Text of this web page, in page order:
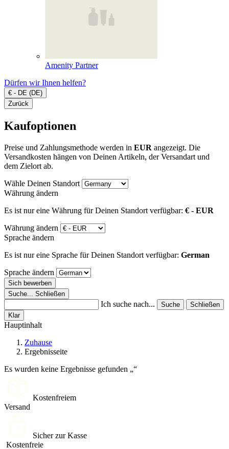
Amenity Partner
Dürfen wir Ihnen helfen?
€ - DE (DE)
Zurück
Kaufoptionen
Preise und Zahlungsmethode werden in EUR angezeigt. Die
Versandkosten hängen von Deinen Artikeln, der Versandart und
dem Zielort ab.
Wähle Deinen Standort
Währung ändern
Es ist nur eine Währung für Deinen Standort verfügbar: € - EUR
Währung ändern
Sprache ändern
Es ist nur eine Sprache für Deinen Standort verfügbar: German
Sprache ändern
Sich bewerben
Suche...
Schließen
Ich suche nach... Suche
Schließen
Klar
Hauptinhalt
Zuhause
Ergebnisseite
Es wurden keine Ergebnisse gefunden
Kostenfreiem
Versand
Sicher zur Kasse
Kostenfreie